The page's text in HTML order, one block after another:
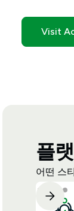
Visit
플
어떤 스